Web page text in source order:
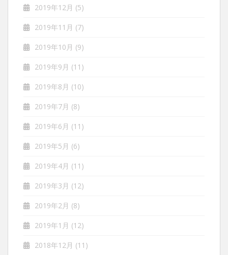
2019年12月 (5)
2019年11月 (7)
2019年10月 (9)
2019年9月 (11)
2019年8月 (10)
2019年7月 (8)
2019年6月 (11)
2019年5月 (6)
2019年4月 (11)
2019年3月 (12)
2019年2月 (8)
2019年1月 (12)
2018年12月 (11)